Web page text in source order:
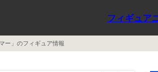
フィギュア
ー」のフィギュア情報